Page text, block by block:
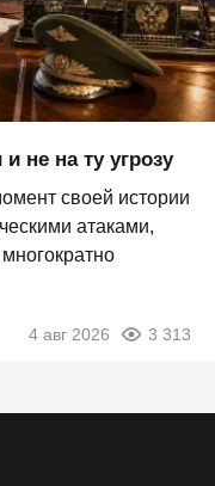
не на ту угрозу
своей истории
атаками,
4 авг 2026 3 313